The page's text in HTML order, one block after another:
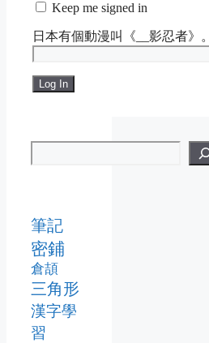
Keep me signed in
日本有個動漫叫《__影忍者》。
Log In
筆記
密鋪
倉頡
三角形
漢字學
習